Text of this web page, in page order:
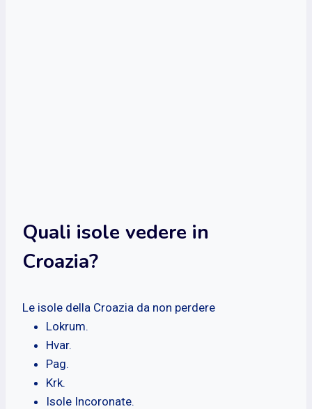
Quali isole vedere in
Croazia?
Le isole della Croazia da non perdere
Lokrum.
Hvar.
Pag.
Krk.
Isole Incoronate.